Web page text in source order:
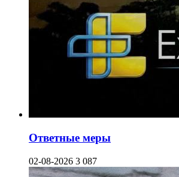
Ответные меры
02-08-2026 3 087